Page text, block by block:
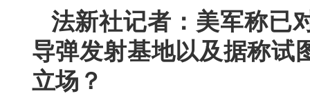
法新社记者：美军称已
导弹发射基地以及据称试
立场？